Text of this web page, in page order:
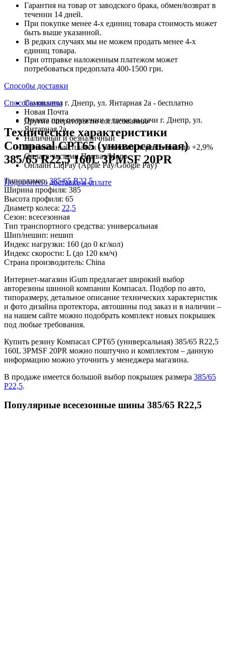
Гарантия на товар от заводского брака, обмен/возврат в
течении 14 дней.
При покупке менее 4-х единиц товара стоимость может
быть выше указанной.
В редких случаях мы не можем продать менее 4-х
единиц товара.
При отправке наложенным платежом может
потребоваться предоплата 400-1500 грн.
Способы доставки
Самовывоз г. Днепр, ул. Янтарная 2а - бесплатно
Новая Почта
Другие операторы по согласованию
Способы оплаты
Оплата при получении в точке выдачи г. Днепр, ул.
Янтарная 2а
Наличный и безналичный
Наложенный платеж - комиссия перевозчика до +2,9%
Оплата частями Приват/Mono
Онлайн LiqPay (Apple Pay/Google Pay)
Подробнее о доставке и оплате
Технические характеристики
Compasal CPT65 (универсальная)
385/65 R22,5 160L 3PMSF 20PR
Типоразмер:385/65 R22,5
Ширина профиля: 385
Высота профиля: 65
Диаметр колеса: 22,5
Сезон: всесезонная
Тип транспортного средства: универсальная
Шип/нешип: нешип
Индекс нагрузки: 160 (до 0 кг/кол)
Индекс скорости: L (до 120 км/ч)
Страна производитель: China
Интернет-магазин iGum предлагает широкий выбор
авторезины шинной компании Компасал. Подбор по авто,
типоразмеру, детальное описание технических характеристик
и фото дизайна протектора, автошины под заказ и в наличии –
на нашем сайте можно подобрать комплект новых покрышек
под любые требования.
Купить резину Компасал CPT65 (универсальная) 385/65 R22,5
160L 3PMSF 20PR можно поштучно и комплектом – данную
информацию можно уточнить у менеджера магазина.
В продаже имеется большой выбор покрышек размера 385/65
Р22,5.
Популярные всесезонные шины 385/65 R22,5